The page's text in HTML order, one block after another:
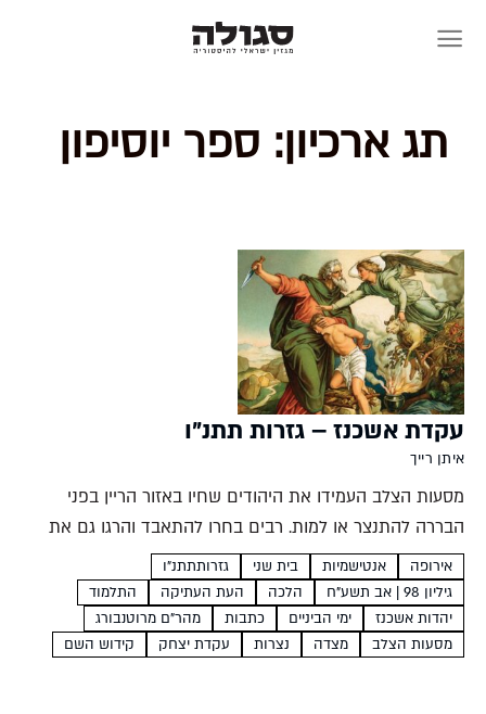
תג ארכיון: ספר יוסיפון
עקדת אשכנז – גזרות תתנ"ו
איתן רייך
מסעות הצלב העמידו את היהודים שחיו באזור הריין בפני
הבררה להתנצר או למות. רבים בחרו להתאבד והרגו גם את
ילדיהם. מה הוביל את ההורים באשכנז למעשים שאין להם
תקדים בהיסטוריה היהודית? איתן רייך במסע הצלב...
אירופה אנטישמיות בית שני
גזרותתתנ"ו
גיליון 98 | אב תשע"ח
הלכה העת העתיקה
התלמוד
יהדות אשכנז
ימי הביניים כתבות
מהר"ם מרוטנבורג
מסעות הצלב
מצדה נצרות עקדת יצחק קידוש השם